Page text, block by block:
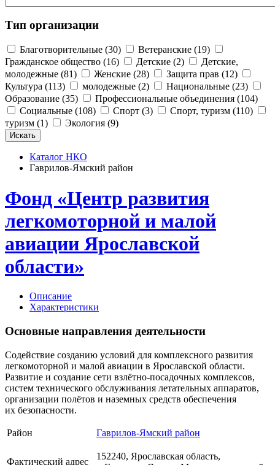
Тип организации
Благотворительные (30)
Ветеранские (19)
Гражданское общество (16)
Детские (2)
Детские,
молодежные (81)
Женские (28)
Защита прав (12)
Культура (113)
молодежные (2)
Национальные (23)
Образование (35)
Профессиональные объединения (104)
Социальные (108)
Спорт (3)
Спорт, туризм (110)
туризм (1)
Экология (9)
Каталог НКО
Гаврилов-Ямский район
Фонд «Центр развития
легкомоторной и малой
авиации Ярославской
области»
Описание
Характеристики
Основные направления деятельности
Содействие созданию условий для комплексного развития
легкомоторной и малой авиации в Ярославской области.
Развитие и создание сети взлётно-посадочных комплексов,
систем технического обслуживания летательных аппаратов,
организации полётов и наземных средств обеспечения
их безопасности.
Район Гаврилов-Ямский район
Фактический адрес
152240, Ярославская область,